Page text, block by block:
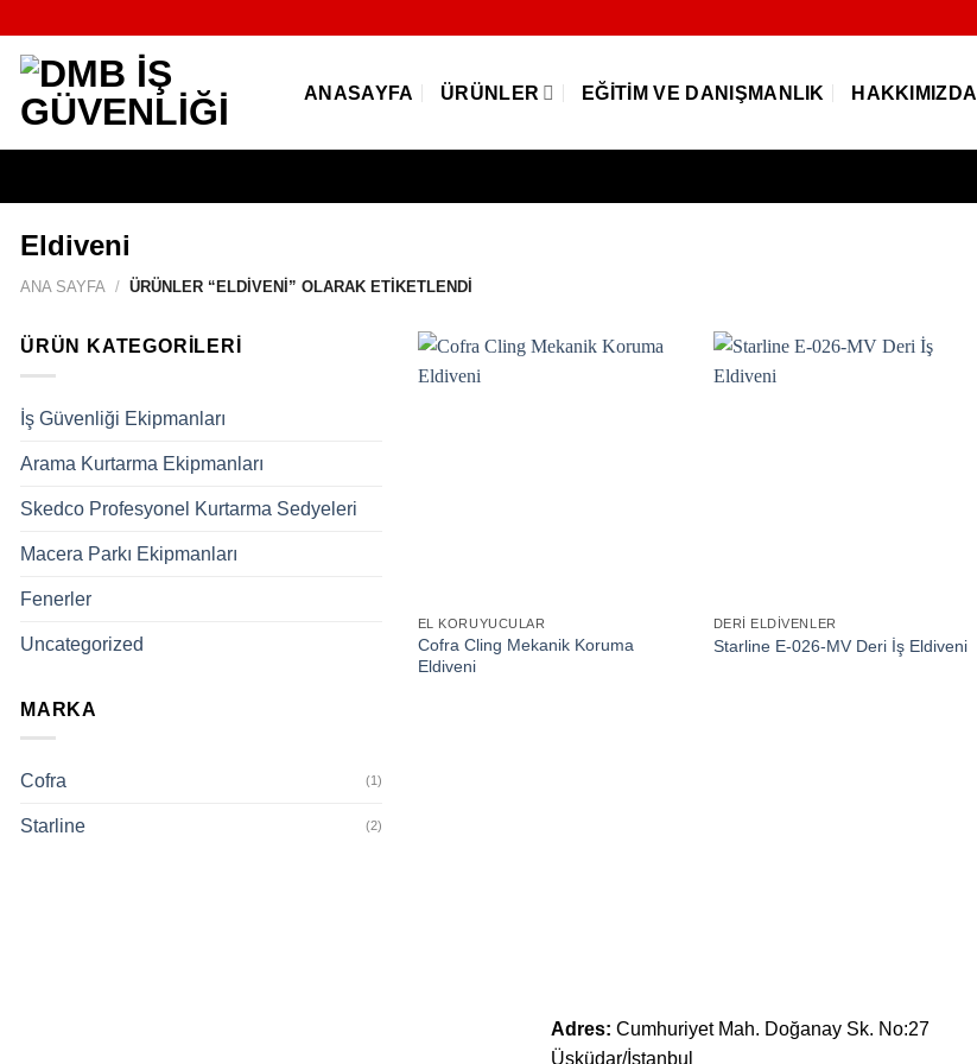
ANASAYFA ÜRÜNLER EĞITIM VE DANIŞMANLIK HAKKIMIZDA
Eldiveni
ANA SAYFA / ÜRÜNLER “ELDIVENI” OLARAK ETIKETLENDI
ÜRÜN KATEGORILERI
İş Güvenliği Ekipmanları
Arama Kurtarma Ekipmanları
Skedco Profesyonel Kurtarma Sedyeleri
Macera Parkı Ekipmanları
Fenerler
Uncategorized
MARKA
Cofra (1)
Starline (2)
EL KORUYUCULAR
Cofra Cling Mekanik Koruma
Eldiveni
DERI ELDIVENLER
Starline E-026-MV Deri İş Eldiveni
Adres: Cumhuriyet Mah. Doğanay Sk. No:27
Üsküdar/İstanbul